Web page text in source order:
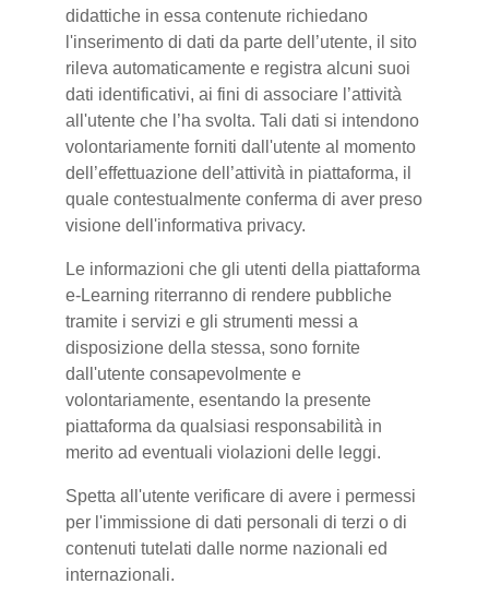
didattiche in essa contenute richiedano
l'inserimento di dati da parte dell’utente, il sito
rileva automaticamente e registra alcuni suoi
dati identificativi, ai fini di associare l’attività
all'utente che l’ha svolta. Tali dati si intendono
volontariamente forniti dall'utente al momento
dell’effettuazione dell’attività in piattaforma, il
quale contestualmente conferma di aver preso
visione dell'informativa privacy.
Le informazioni che gli utenti della piattaforma
e-Learning riterranno di rendere pubbliche
tramite i servizi e gli strumenti messi a
disposizione della stessa, sono fornite
dall'utente consapevolmente e
volontariamente, esentando la presente
piattaforma da qualsiasi responsabilità in
merito ad eventuali violazioni delle leggi.
Spetta all'utente verificare di avere i permessi
per l'immissione di dati personali di terzi o di
contenuti tutelati dalle norme nazionali ed
internazionali.